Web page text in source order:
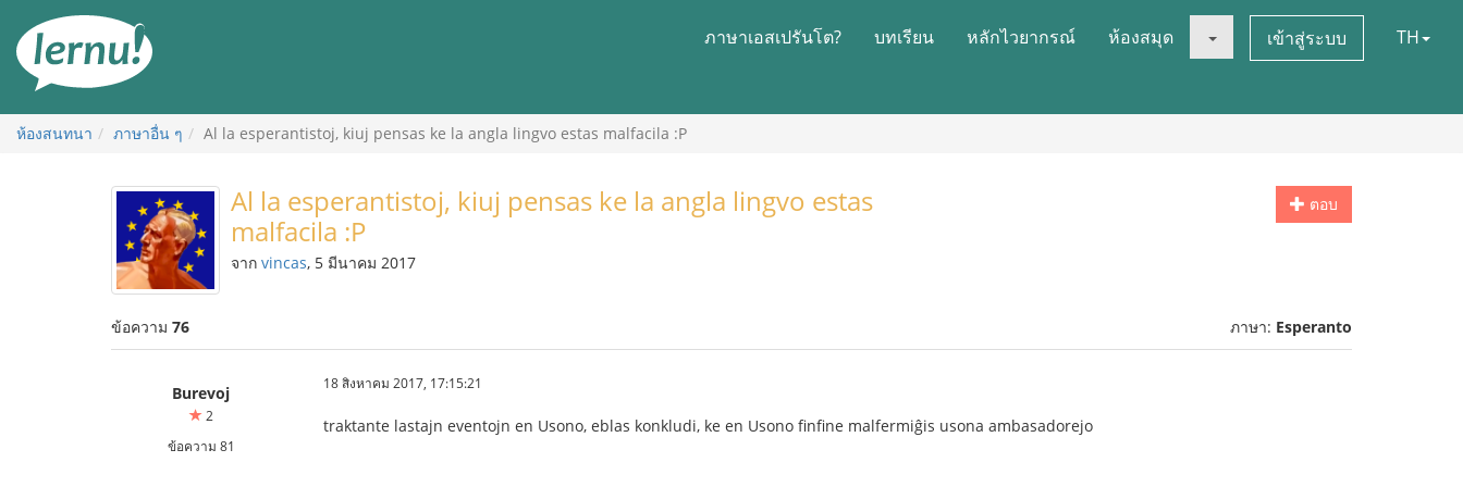
สารบัญ
ภาษาเอสเปรันโต? บทเรียน หลักไวยากรณ์ ห้องสมุด เข้าสู่ระบบ TH
ห้องสนทนา ภาษาอื่น ๆ Al la esperantistoj, kiuj pensas ke la angla lingvo estas malfacila :P
ตอบ
Al la esperantistoj, kiuj pensas ke la angla lingvo estas
malfacila :P
จาก vincas, 5 มีนาคม 2017
ข้อความ 76 ภาษา: Esperanto
Burevoj
2
ข้อความ 81
18 สิงหาคม 2017, 17:15:21
traktante lastajn eventojn en Usono, eblas konkludi, ke en Usono finfine malfermiĝis usona ambasadorejo